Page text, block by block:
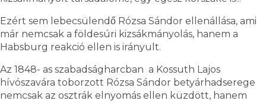
Ezért sem lebecsülendő Rózsa Sándor ellenállása, ami
már nemcsak a földesúri kizsákmányolás, hanem a
Habsburg reakció ellen is irányult.
Az 1848- as szabadságharcban a Kossuth Lajos
hívószavára toborzott Rózsa Sándor betyárhadserege
nemcsak az osztrák elnyomás ellen küzdött, hanem